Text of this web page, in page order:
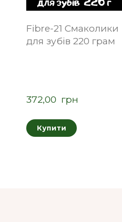
Fibre-21 Смаколики
для зубів 220 грам
372,00  грн
Купити